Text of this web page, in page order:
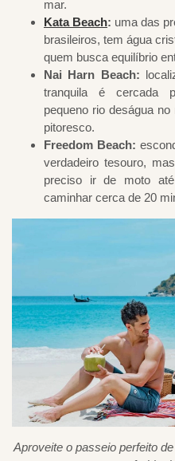
mar.
Kata Beach: uma das
brasileiros, tem água
quem busca equilíbrio
Nai Harn Beach:
tranquila é cercada
pequeno rio deságua
pitoresco.
Freedom Beach:
verdadeiro tesouro,
preciso ir de moto
caminhar cerca de 20
Aproveite o passeio perfeito